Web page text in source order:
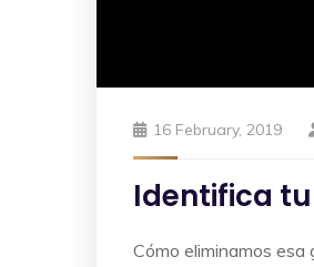
16 February, 2019
Identifica
Cómo eliminamos esa